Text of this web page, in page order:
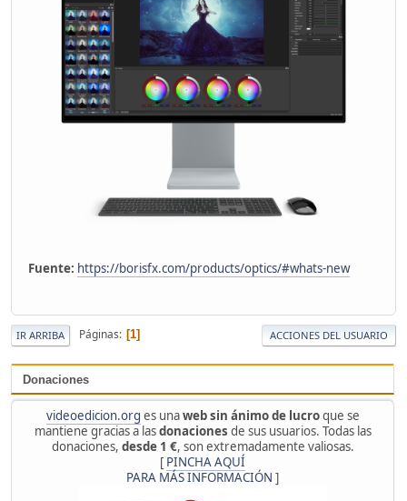
Donaciones
videoedicion.org es unaweb sin ánimo de lucroque se
mantiene gracias a lasdonaciones de sus usuarios. Todas las
donaciones, desde 1 €, son extremadamente valiosas.
[ PINCHA AQUÍ
PARA MÁS INFORMACIÓN ]
Fuente: https://borisfx.com/products/optics/#whats-new
IR ARRIBA Páginas 1 ACCIONES DEL USUARIO